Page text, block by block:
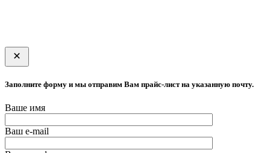
Заполните форму и мы отправим Вам прайс-лист на указанную почту.
Ваше имя
Ваш e-mail